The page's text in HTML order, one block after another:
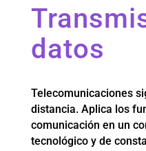
datos
Telecomunicaciones
distancia. Aplica los
comunicación en un
tecnológico y de